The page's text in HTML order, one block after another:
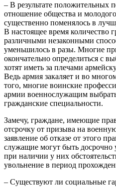
– В результате положительных
отношение общества и
существенно поменялось в
В настоящее время количество
различными незаконными
уменьшилось в разы. Многие
окончательно определиться с
хотят иметь за плечами
Ведь армия закаляет и во
того, многие воинские
армии военнослужащим
гражданские специальности.
Замечу, граждане, имеющие
отсрочку от призыва на
заявление об отказе от этого
служащие могут быть
при наличии у них
увольнение в период
– Существуют ли социальные